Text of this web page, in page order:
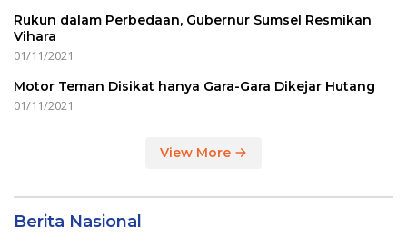
Rukun dalam Perbedaan, Gubernur Sumsel Resmikan
Vihara
01/11/2021
Motor Teman Disikat hanya Gara-Gara Dikejar Hutang
01/11/2021
View More
Berita Nasional